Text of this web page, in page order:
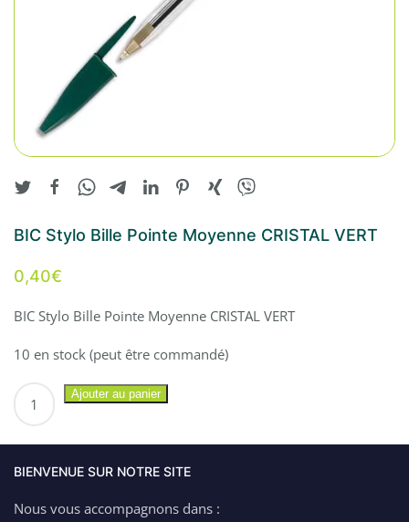
BIC Stylo Bille Pointe Moyenne CRISTAL VERT
0,40€
BIC Stylo Bille Pointe Moyenne CRISTAL VERT
10 en stock (peut être commandé)
Bille
Moyenne
Ajouter au panier
BIENVENUE SUR NOTRE SITE
Nous vous accompagnons dans :